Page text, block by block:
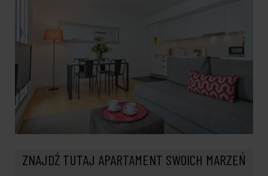
ZNAJDŹ TUTAJ APARTAMENT SWOICH MARZEŃ